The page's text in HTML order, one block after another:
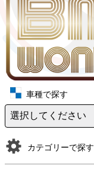
車種で探す
カテゴリーで探す